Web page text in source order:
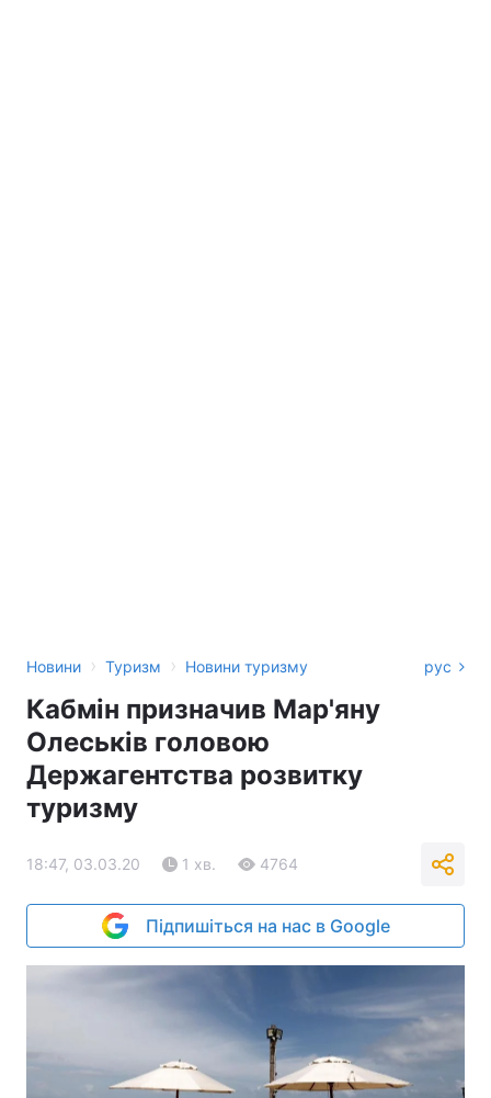
Новини › Туризм › Новини туризму рус
Кабмін призначив Мар'яну
Олеськів головою
Держагентства розвитку
туризму
18:47, 03.03.20 1 хв. 4764
Підпишіться на нас в Google